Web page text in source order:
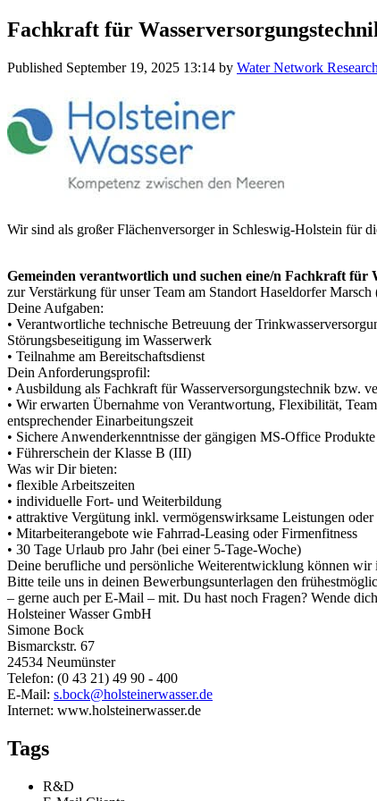
Fachkraft für
Published September 19, 2025 13:14 by Water Network
Wir sind als großer Flächenversorger in Schleswig-Holstein für
Gemeinden verantwortlich und suchen eine/n Fachkraft für
zur Verstärkung für unser Team am Standort Haseldorfer Marsch
Deine Aufgaben:
• Verantwortliche technische Betreuung der
Störungsbeseitigung im Wasserwerk
• Teilnahme am Bereitschaftsdienst
Dein Anforderungsprofil:
• Ausbildung als Fachkraft für Wasserversorgungstechnik bzw.
• Wir erwarten Übernahme von Verantwortung, Flexibilität,
entsprechender Einarbeitungszeit
• Sichere Anwenderkenntnisse der gängigen MS-Office Produkte
• Führerschein der Klasse B (III)
Was wir Dir bieten:
• flexible Arbeitszeiten
• individuelle Fort- und Weiterbildung
• attraktive Vergütung inkl. vermögenswirksame Leistungen
• Mitarbeiterangebote wie Fahrrad-Leasing oder Firmenfitness
• 30 Tage Urlaub pro Jahr (bei einer 5-Tage-Woche)
Deine berufliche und persönliche Weiterentwicklung können wir
Bitte teile uns in deinen Bewerbungsunterlagen den
– gerne auch per E-Mail – mit. Du hast noch Fragen? Wende
Holsteiner Wasser GmbH
Simone Bock
Bismarckstr. 67
24534 Neumünster
Telefon: (0 43 21) 49 90 - 400
E-Mail: s.bock@holsteinerwasser.de
Internet: www.holsteinerwasser.de
Tags
R&D